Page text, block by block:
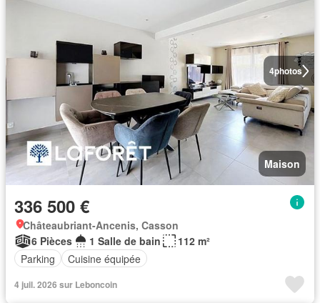
4photos
Maison
336 500 €
Châteaubriant-Ancenis, Casson
6 Pièces
1 Salle de bain
112 m²
Parking
Cuisine équipée
4 juil. 2026 sur Leboncoin